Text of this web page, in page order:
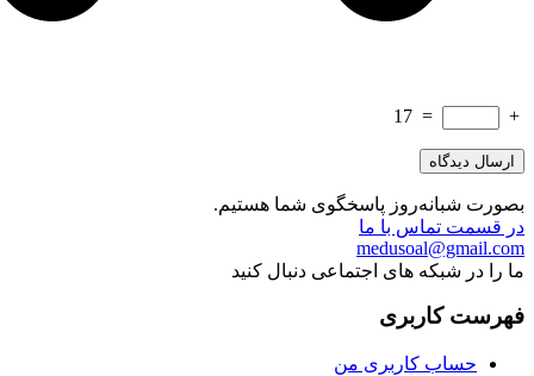
+
=
17
بصورت شبانه‌روز پاسخگوی شما هستیم.
در قسمت تماس با ما
medusoal@gmail.com
ما را در شبکه های اجتماعی دنبال کنید
فهرست کاربری
حساب کاربری من